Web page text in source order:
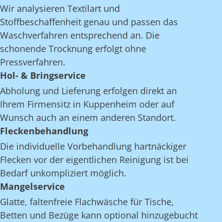
Wir analysieren Textilart und
Stoffbeschaffenheit genau und passen das
Waschverfahren entsprechend an. Die
schonende Trocknung erfolgt ohne
Pressverfahren.
Hol- & Bringservice
Abholung und Lieferung erfolgen direkt an
Ihrem Firmensitz in Kuppenheim oder auf
Wunsch auch an einem anderen Standort.
Fleckenbehandlung
Die individuelle Vorbehandlung hartnäckiger
Flecken vor der eigentlichen Reinigung ist bei
Bedarf unkompliziert möglich.
Mangelservice
Glatte, faltenfreie Flachwäsche für Tische,
Betten und Bezüge kann optional hinzugebucht